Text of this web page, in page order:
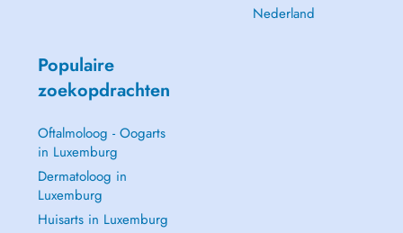
Nederland
Populaire
zoekopdrachten
Oftalmoloog - Oogarts
in Luxemburg
Dermatoloog in
Luxemburg
Huisarts in Luxemburg